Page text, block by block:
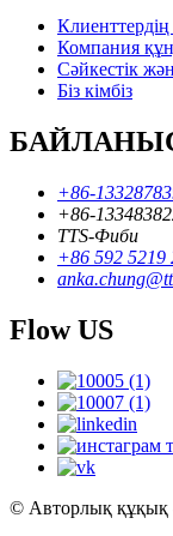
Клиенттердің
Компания
Сәйкестік
Біз кімбіз
+86-
+86-
TTS-Фиби
+86 592 5219
Flow US
© Авторлық құқық